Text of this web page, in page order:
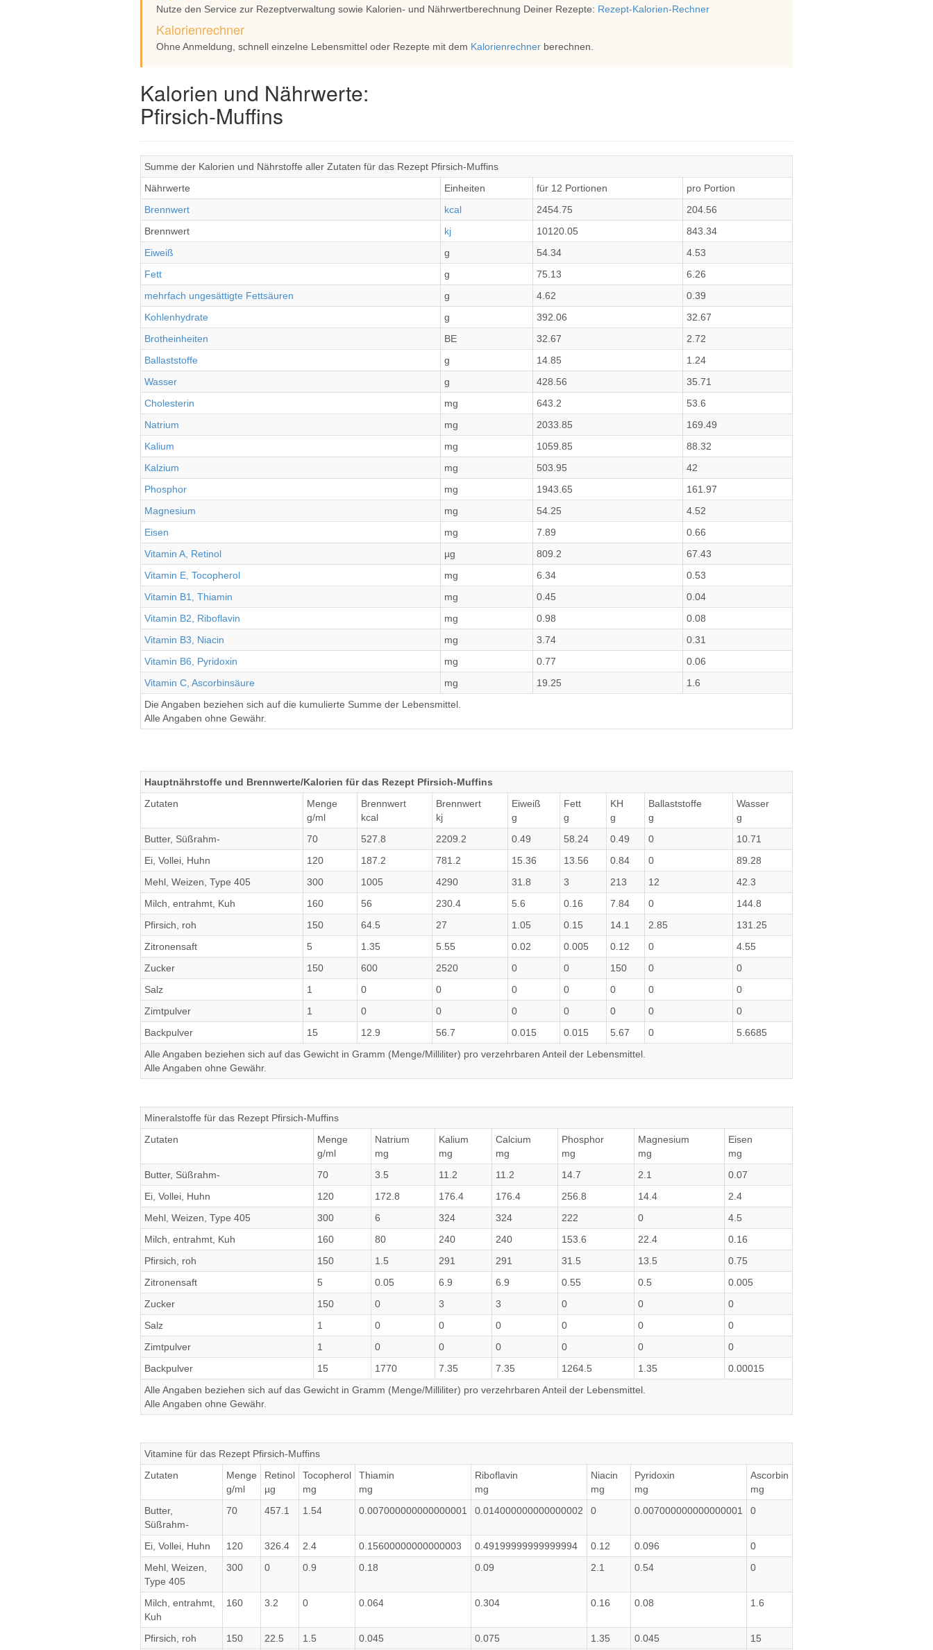
Nutze den Service zur Rezeptverwaltung sowie Kalorien- und Nährwertberechnung Deiner Rezepte: Rezept-Kalorien-Rechner
Kalorienrechner
Ohne Anmeldung, schnell einzelne Lebensmittel oder Rezepte mit dem Kalorienrechner berechnen.
Kalorien und Nährwerte:
Pfirsich-Muffins
Summe der Kalorien und Nährstoffe aller Zutaten für das Rezept Pfirsich-Muffins
Nährwerte
Einheiten für 12 Portionen
pro Portion
Brennwert
kcal 2454.75
204.56
Brennwert
kj 10120.05
843.34
Eiweiß
g 54.34
4.53
Fett
g 75.13
6.26
mehrfach ungesättigte Fettsäuren
g 4.62
0.39
Kohlenhydrate
g 392.06
32.67
Brotheinheiten
BE 32.67
2.72
Ballaststoffe
g 14.85
1.24
Wasser
g 428.56
35.71
Cholesterin
mg 643.2
53.6
Natrium
mg 2033.85
169.49
Kalium
mg 1059.85
88.32
Kalzium
mg 503.95
42
Phosphor
mg 1943.65
161.97
Magnesium
mg 54.25
4.52
Eisen
mg 7.89
0.66
Vitamin A, Retinol
µg 809.2
67.43
Vitamin E, Tocopherol
mg 6.34
0.53
Vitamin B1, Thiamin
mg 0.45
0.04
Vitamin B2, Riboflavin
mg 0.98
0.08
Vitamin B3, Niacin
mg 3.74
0.31
Vitamin B6, Pyridoxin
mg 0.77
0.06
Vitamin C, Ascorbinsäure
mg 19.25
1.6
Die Angaben beziehen sich auf die kumulierte Summe der Lebensmittel.
Alle Angaben ohne Gewähr.
Hauptnährstoffe und Brennwerte/Kalorien für das Rezept Pfirsich-Muffins
Zutaten
Menge
g/ml
Brennwert
kcal
Brennwert
kj
Eiweiß
g
Fett
g
KH
g
Ballaststoffe
g
Wasser
g
Butter, Süßrahm-
70 527.8 2209.2 0.49 58.24 0.49 0
10.71
Ei, Vollei, Huhn
120 187.2 781.2 15.36 13.56 0.84 0
89.28
Mehl, Weizen, Type 405
300 1005 4290 31.8 3 213 12
42.3
Milch, entrahmt, Kuh
160 56 230.4 5.6 0.16 7.84 0
144.8
Pfirsich, roh
150 64.5 27 1.05 0.15 14.1 2.85
131.25
Zitronensaft
5 1.35 5.55 0.02 0.005 0.12 0
4.55
Zucker
150 600 2520 0 0 150 0
0
Salz
1 0 0 0 0 0 0
0
Zimtpulver
1 0 0 0 0 0 0
0
Backpulver
15 12.9 56.7 0.015 0.015 5.67 0
5.6685
Alle Angaben beziehen sich auf das Gewicht in Gramm (Menge/Milliliter) pro verzehrbaren Anteil der Lebensmittel.
Alle Angaben ohne Gewähr.
Mineralstoffe für das Rezept Pfirsich-Muffins
Zutaten
Menge
g/ml
Natrium
mg
Kalium
mg
Calcium
mg
Phosphor
mg
Magnesium
mg
Eisen
mg
Butter, Süßrahm-
70 3.5 11.2 11.2 14.7 2.1
0.07
Ei, Vollei, Huhn
120 172.8 176.4 176.4 256.8 14.4
2.4
Mehl, Weizen, Type 405
300 6 324 324 222 0
4.5
Milch, entrahmt, Kuh
160 80 240 240 153.6 22.4
0.16
Pfirsich, roh
150 1.5 291 291 31.5 13.5
0.75
Zitronensaft
5 0.05 6.9 6.9 0.55 0.5
0.005
Zucker
150 0 3 3 0 0
0
Salz
1 0 0 0 0 0
0
Zimtpulver
1 0 0 0 0 0
0
Backpulver
15 1770 7.35 7.35 1264.5 1.35
0.00015
Alle Angaben beziehen sich auf das Gewicht in Gramm (Menge/Milliliter) pro verzehrbaren Anteil der Lebensmittel.
Alle Angaben ohne Gewähr.
Vitamine für das Rezept Pfirsich-Muffins
Zutaten
Menge
g/ml
Retinol
µg
Tocopherol
mg
Thiamin
mg
Riboflavin
mg
Niacin
mg
Pyridoxin
mg
Ascorbin
mg
Butter,
Süßrahm-
70 457.1 1.54 0.007000000000000001 0.014000000000000002 0 0.007000000000000001 0
Ei, Vollei, Huhn 120 326.4 2.4 0.15600000000000003 0.49199999999999994 0.12 0.096
0
Mehl, Weizen,
Type 405
300 0 0.9 0.18 0.09 2.1 0.54 0
Milch, entrahmt,
Kuh
160 3.2 0 0.064 0.304 0.16 0.08 1.6
Pfirsich, roh 150 22.5 1.5 0.045 0.075 1.35 0.045 15